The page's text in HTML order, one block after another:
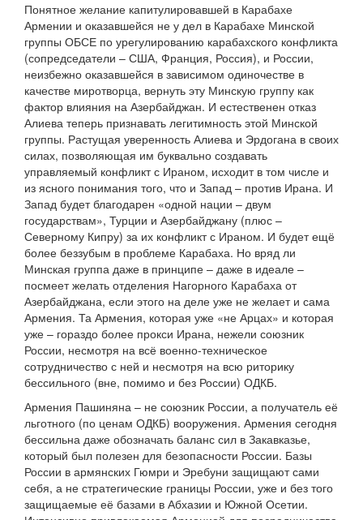
Понятное желание капитулировавшей в Карабахе
Армении и оказавшейся не у дел в Карабахе Минской
группы ОБСЕ по урегулированию карабахского конфликта
(сопредседатели – США, Франция, Россия), и России,
неизбежно оказавшейся в зависимом одиночестве в
качестве миротворца, вернуть эту Минскую группу как
фактор влияния на Азербайджан. И естественен отказ
Алиева теперь признавать легитимность этой Минской
группы. Растущая уверенность Алиева и Эрдогана в своих
силах, позволяющая им буквально создавать
управляемый конфликт с Ираном, исходит в том числе и
из ясного понимания того, что и Запад – против Ирана. И
Запад будет благодарен «одной нации – двум
государствам», Турции и Азербайджану (плюс –
Северному Кипру) за их конфликт с Ираном. И будет ещё
более беззубым в проблеме Карабаха. Но вряд ли
Минская группа даже в принципе – даже в идеале –
посмеет желать отделения Нагорного Карабаха от
Азербайджана, если этого на деле уже не желает и сама
Армения. Та Армения, которая уже «не Арцах» и которая
уже – гораздо более прокси Ирана, нежели союзник
России, несмотря на всё военно-техническое
сотрудничество с ней и несмотря на всю риторику
бессильного (вне, помимо и без России) ОДКБ.
Армения Пашиняна – не союзник России, а получатель её
льготного (по ценам ОДКБ) вооружения. Армения сегодня
бессильна даже обозначать баланс сил в Закавказье,
который был полезен для безопасности России. Базы
России в армянских Гюмри и Эребуни защищают сами
себя, а не стратегические границы России, уже и без того
защищаемые её базами в Абхазии и Южной Осетии.